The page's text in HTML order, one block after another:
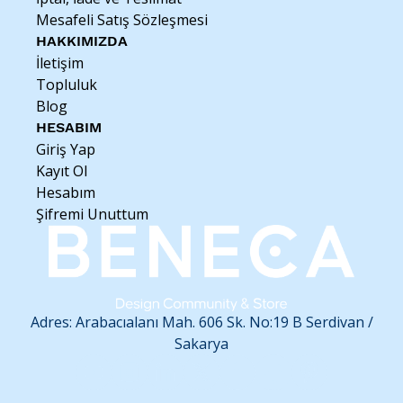
Mesafeli Satış Sözleşmesi
HAKKIMIZDA
İletişim
Topluluk
Blog
HESABIM
Giriş Yap
Kayıt Ol
Hesabım
Şifremi Unuttum
Adres: Arabacıalanı Mah. 606 Sk. No:19 B Serdivan /
Sakarya